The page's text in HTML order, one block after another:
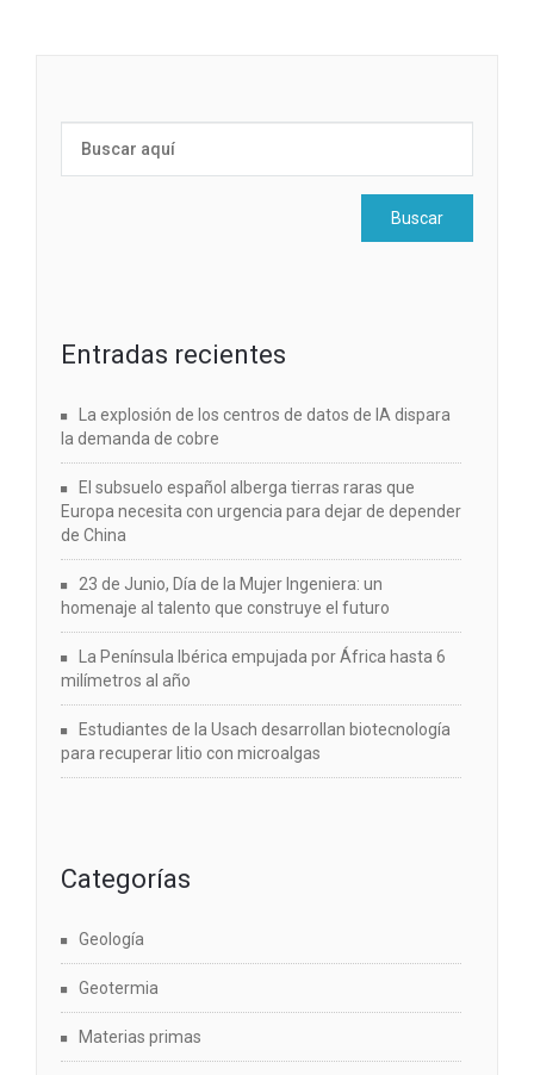
Entradas recientes
La explosión de los centros de datos de IA dispara
la demanda de cobre
El subsuelo español alberga tierras raras que
Europa necesita con urgencia para dejar de depender
de China
23 de Junio, Día de la Mujer Ingeniera: un
homenaje al talento que construye el futuro
La Península Ibérica empujada por África hasta 6
milímetros al año
Estudiantes de la Usach desarrollan biotecnología
para recuperar litio con microalgas
Categorías
Geología
Geotermia
Materias primas